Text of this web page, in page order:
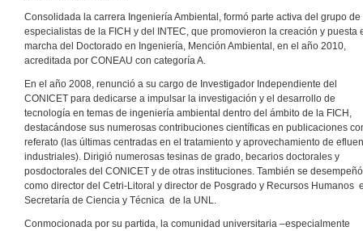
Consolidada la carrera Ingeniería Ambiental, formó parte activa del grupo de
especialistas de la FICH y del INTEC, que promovieron la creación y puesta
marcha del Doctorado en Ingeniería, Mención Ambiental, en el año 2010,
acreditada por CONEAU con categoría A.
En el año 2008, renunció a su cargo de Investigador Independiente del
CONICET para dedicarse a impulsar la investigación y el desarrollo de
tecnología en temas de ingeniería ambiental dentro del ámbito de la FICH,
destacándose sus numerosas contribuciones científicas en publicaciones
referato (las últimas centradas en el tratamiento y aprovechamiento de
industriales). Dirigió numerosas tesinas de grado, becarios doctorales y
posdoctorales del CONICET y de otras instituciones. También se desempeñó
como director del Cetri-Litoral y director de Posgrado y Recursos Humanos
Secretaría de Ciencia y Técnica de la UNL.
Conmocionada por su partida, la comunidad universitaria –especialmente